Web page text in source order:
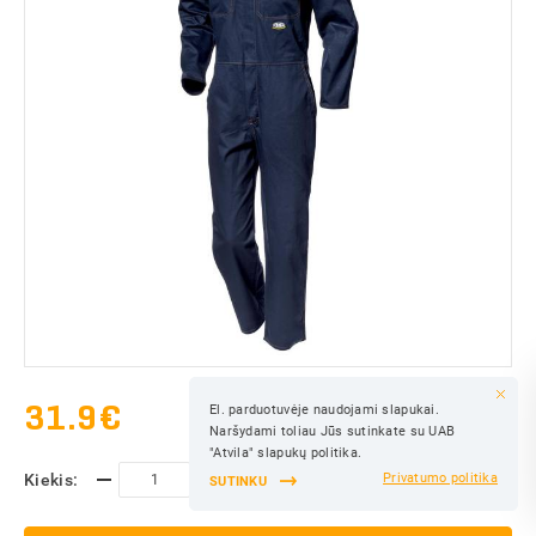
31.9€
Kiekis:
El. parduotuvėje naudojami slapukai.
Naršydami toliau Jūs sutinkate su UAB
"Atvila" slapukų politika.
SUTINKU
Privatumo politika
IŠSAUGOTI
IŠSAUGOTI